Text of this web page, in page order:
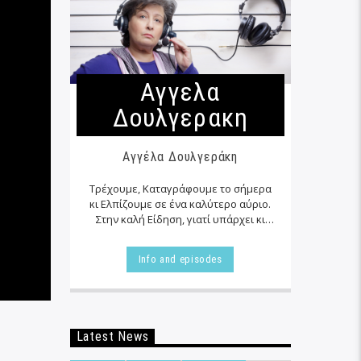
Αγγελα
Δουλγερακη
Αγγέλα Δουλγεράκη
Τρέχουμε, Καταγράφουμε το σήμερα
κι Ελπίζουμε σε ένα καλύτερο αύριο.
Στην καλή Είδηση, γιατί υπάρχει κι
καθημερινότητας μας, τις
περισσότερες φορές…
Info and episodes
Latest News